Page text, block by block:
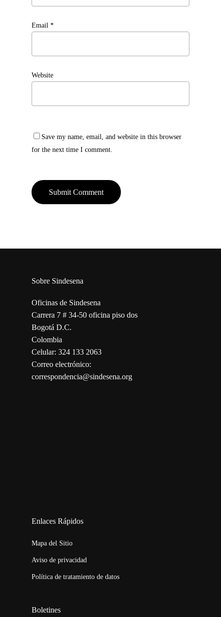
Email *
Website
Save my name, email, and website in this browser
for the next time I comment.
Sobre Sindesena
Oficinas de Sindesena
Carrera 7 # 34-50 oficina piso dos
Bogotá D.C.
Colombia
Celular: 324 133 2063
Correo electrónico:
correspondencia@sindesena.org
Enlaces Rápidos
Mapa del Sitio
Aviso de privacidad
Política de tratamiento de datos
Boletines